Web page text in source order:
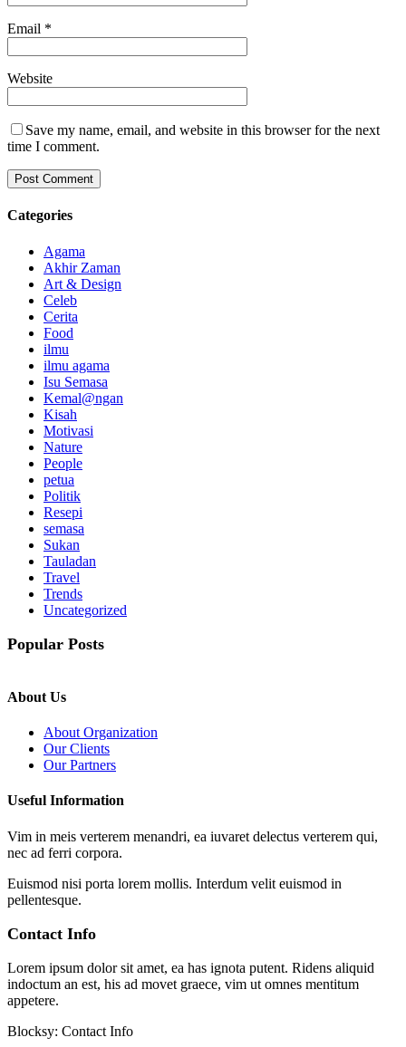
Email *
Website
Save my name, email, and website in this browser for the next
time I comment.
Categories
Agama
Akhir Zaman
Art & Design
Celeb
Cerita
Food
ilmu
ilmu agama
Isu Semasa
Kemal@ngan
Kisah
Motivasi
Nature
People
petua
Politik
Resepi
semasa
Sukan
Tauladan
Travel
Trends
Uncategorized
Popular Posts
About Us
About Organization
Our Clients
Our Partners
Useful Information
Vim in meis verterem menandri, ea iuvaret delectus verterem qui,
nec ad ferri corpora.
Euismod nisi porta lorem mollis. Interdum velit euismod in
pellentesque.
Contact Info
Lorem ipsum dolor sit amet, ea has ignota putent. Ridens aliquid
indoctum an est, his ad movet graece, vim ut omnes mentitum
appetere.
Blocksy: Contact Info